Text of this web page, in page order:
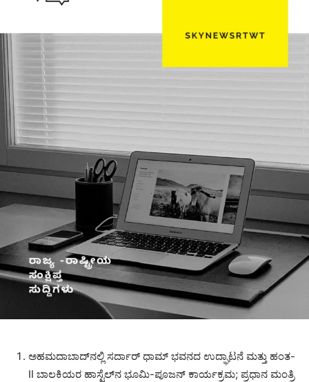
ಅಹಮದಾಬಾದ್‌ನಲ್ಲಿ ಸರ್ದಾರ್‌ ಧಾಮ್‌ ಭವನದ ಉದ್ಘಾಟನೆ ಮತ್ತು ಹಂತ-
II ಬಾಲಕಿಯರ ಹಾಸ್ಟೆಲ್‌ನ ಭೂಮಿ-ಪೂಜನ್ ಕಾರ್ಯಕ್ರಮ; ಪ್ರಧಾನ ಮಂತ್ರಿ